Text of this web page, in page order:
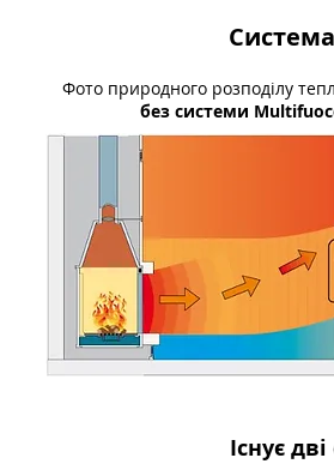
Фото природного розподілу
без системи
Існує